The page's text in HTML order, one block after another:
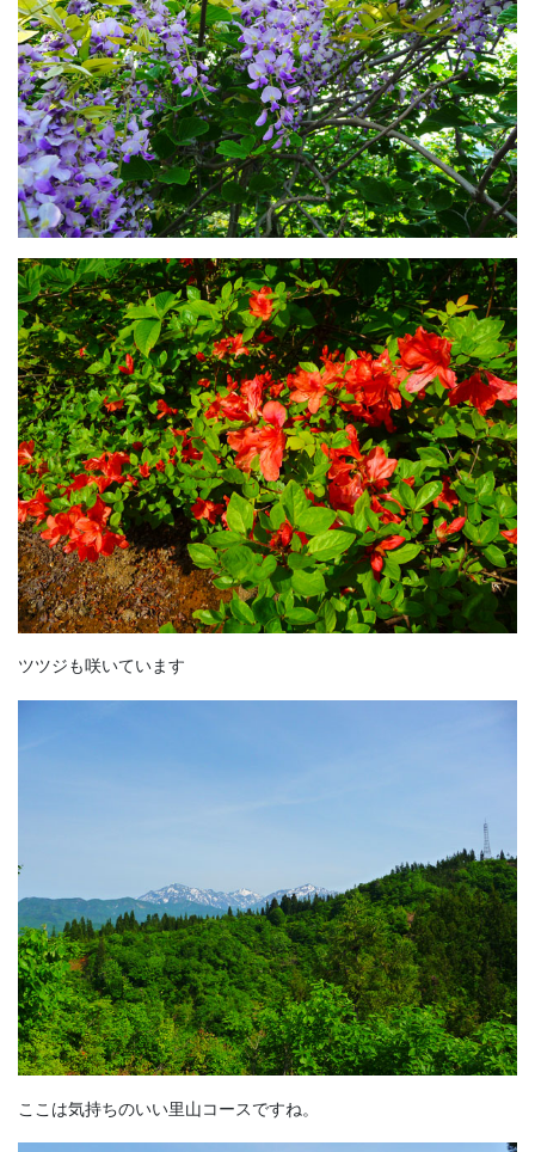
ツツジも咲いています
ここは気持ちのいい里山コースですね。